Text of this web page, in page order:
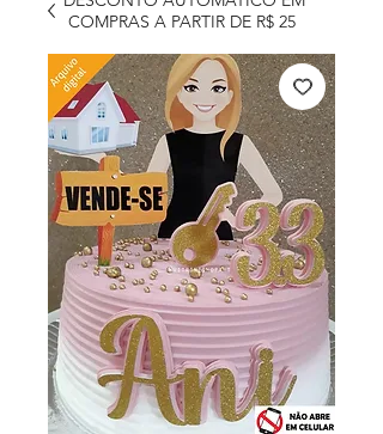
COMPRAS A PARTIR DE R$ 25